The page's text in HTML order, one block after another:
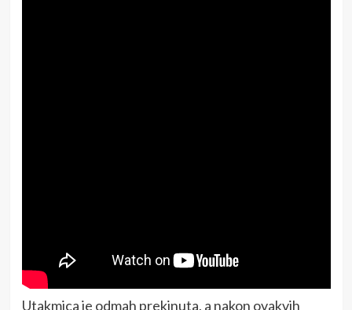
Utakmica je odmah prekinuta, a nakon ovakvih